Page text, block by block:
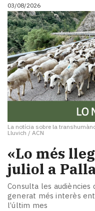
03/08/2026
La notícia sobre la
Lluvich / ACN
«Lo més
juliol a
Consulta les audiències
generat més interès
l’últim mes